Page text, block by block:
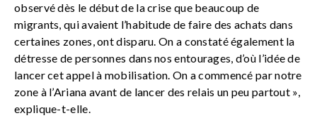
observé dès le début de la crise que beaucoup de
migrants, qui avaient l’habitude de faire des achats dans
certaines zones, ont disparu. On a constaté également la
détresse de personnes dans nos entourages, d’où l’idée de
lancer cet appel à mobilisation. On a commencé par notre
zone à l’Ariana avant de lancer des relais un peu partout »,
explique-t-elle.